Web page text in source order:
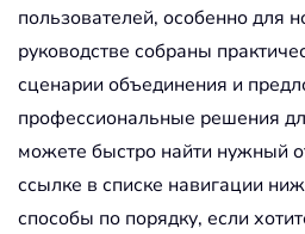
пользователей, особенно для
руководстве собраны
сценарии объединения и
профессиональные решения
можете быстро найти нужный
ссылке в списке навигации
способы по порядку, если